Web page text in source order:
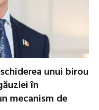
unui birou
în
mecanism de